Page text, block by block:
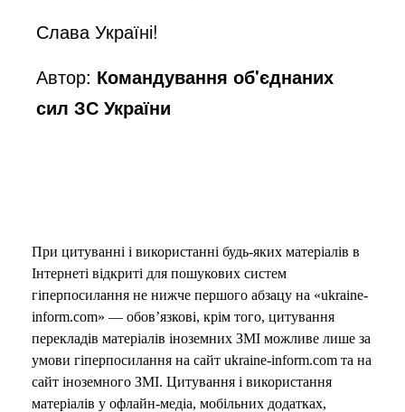
Слава Україні!
Автор: Командування об'єднаних
сил ЗС України
При цитуванні і використанні будь-яких матеріалів в
Інтернеті відкриті для пошукових систем
гіперпосилання не нижче першого абзацу на «ukraine-
inform.com» — обов’язкові, крім того, цитування
перекладів матеріалів іноземних ЗМІ можливе лише за
умови гіперпосилання на сайт ukraine-inform.com та на
сайт іноземного ЗМІ. Цитування і використання
матеріалів у офлайн-медіа, мобільних додатках,